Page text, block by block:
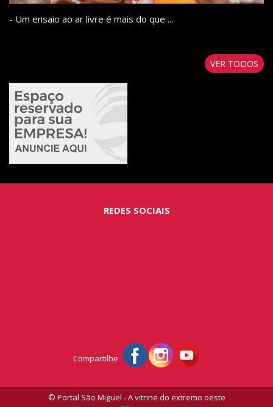
- Um ensaio ao ar livre é mais do que ...
VER TODOS
REDES SOCIAIS
Compartilhe
© Portal São Miguel - A vitrine do extremo oeste